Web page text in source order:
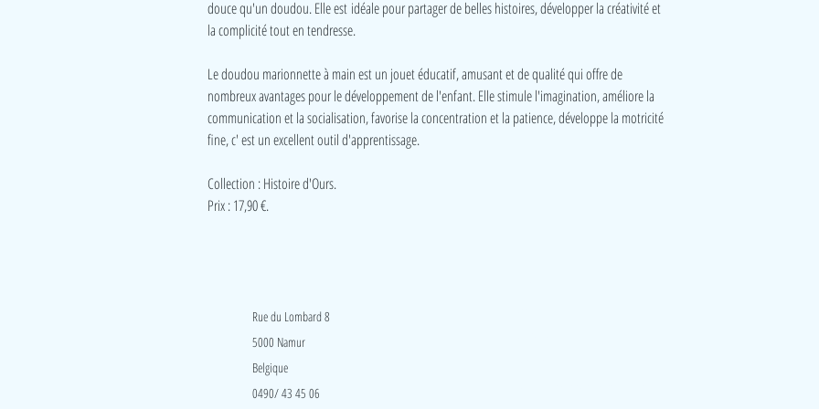
douce qu'un doudou. Elle est idéale pour partager de belles histoires, développer la créativité et
la complicité tout en tendresse.
Le doudou marionnette à main est un jouet éducatif, amusant et de qualité qui offre de
nombreux avantages pour le développement de l'enfant. Elle stimule l'imagination, améliore la
communication et la socialisation, favorise la concentration et la patience, développe la motricité
fine, c' est un excellent outil d'apprentissage.
Collection : Histoire d'Ours.
Prix : 17,90 €.
Rue du Lombard 8
5000 Namur
Belgique
0490/ 43 45 06